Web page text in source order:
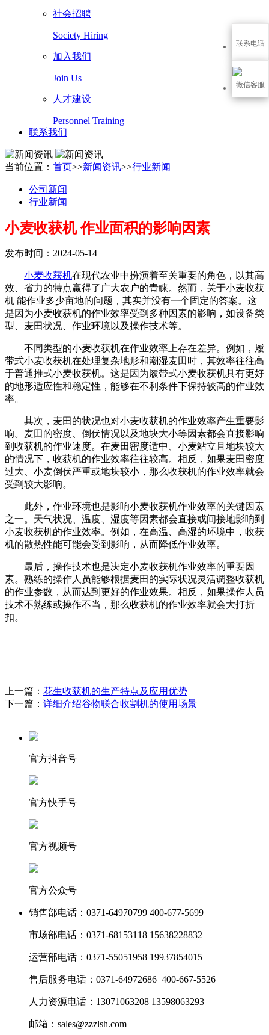
社会招聘
Society Hiring
加入我们
Join Us
人才建设
Personnel Training
联系我们
当前位置： 首页>>新闻资讯>>行业新闻
公司新闻
行业新闻
小麦收获机 作业面积的影响因素
发布时间：2024-05-14
小麦收获机在现代农业中扮演着至关重要的角色，以其高
效、省力的特点赢得了广大农户的青睐。然而，关于小麦收获
机 能作业多少亩地的问题，其实并没有一个固定的答案。这
是因为小麦收获机的作业效率受到多种因素的影响，如设备类
型、麦田状况、作业环境以及操作技术等。
不同类型的小麦收获机在作业效率上存在差异。例如，履
带式小麦收获机在处理复杂地形和潮湿麦田时，其效率往往高
于普通推式小麦收获机。这是因为履带式小麦收获机具有更好
的地形适应性和稳定性，能够在不利条件下保持较高的作业效
率。
其次，麦田的状况也对小麦收获机的作业效率产生重要影
响。麦田的密度、倒伏情况以及地块大小等因素都会直接影响
到收获机的作业速度。在麦田密度适中、小麦站立且地块较大
的情况下，收获机的作业效率往往较高。相反，如果麦田密度
过大、小麦倒伏严重或地块较小，那么收获机的作业效率就会
受到较大影响。
此外，作业环境也是影响小麦收获机作业效率的关键因素
之一。天气状况、温度、湿度等因素都会直接或间接地影响到
小麦收获机的作业效率。例如，在高温、高湿的环境中，收获
机的散热性能可能会受到影响，从而降低作业效率。
最后，操作技术也是决定小麦收获机作业效率的重要因
素。熟练的操作人员能够根据麦田的实际状况灵活调整收获机
的作业参数，从而达到更好的作业效果。相反，如果操作人员
技术不熟练或操作不当，那么收获机的作业效率就会大打折
扣。
上一篇： 花生收获机的生产特点及应用优势
下一篇： 详细介绍谷物联合收割机的使用场景
官方抖音号
官方快手号
官方视频号
官方公众号
销售部电话： 0371-64970799 400-677-5699
市场部电话： 0371-68153118 15638228832
运营部电话： 0371-55051958 19937854015
售后服务电话： 0371-64972686 400-667-5526
人力资源电话： 13071063208 13598063293
邮箱： sales@zzzlsh.com
联系电话
微信客服